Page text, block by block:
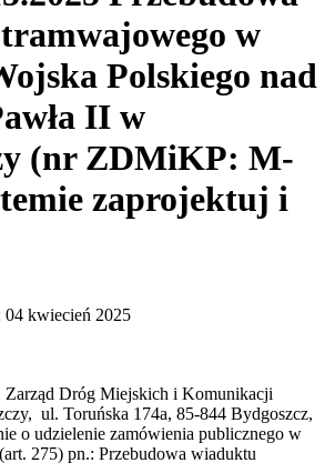
w
Polskiego nad
II w
(nr ZDMiKP: M-
zaprojektuj i
kwiecień 2025
Zarząd Dróg Miejskich i Komunikacji
ul. Toruńska 174a, 85-844 Bydgoszcz,
o udzielenie zamówienia publicznego w
275) pn.: Przebudowa wiaduktu